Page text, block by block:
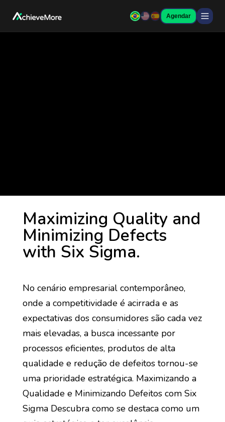
Agendar
Maximizing Quality and
Minimizing Defects
with Six Sigma.
No cenário empresarial contemporâneo,
onde a competitividade é acirrada e as
expectativas dos consumidores são cada vez
mais elevadas, a busca incessante por
processos eficientes, produtos de alta
qualidade e redução de defeitos tornou-se
uma prioridade estratégica. Maximizando a
Qualidade e Minimizando Defeitos com Six
Sigma Descubra como se destaca como um